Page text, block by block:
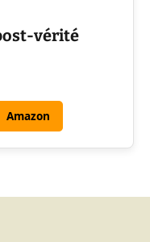
vérité
Amazon